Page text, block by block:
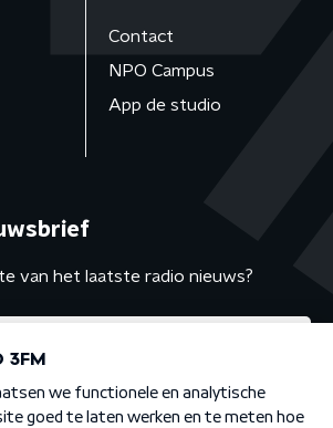
Contact
NPO Campus
App de studio
van het laatste radio nieuws?